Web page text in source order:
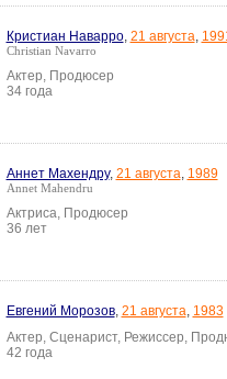
Кристиан Наварро, 21 августа,
Christian Navarro
Актер, Продюсер
34 года
Аннет Махендру, 21 августа, 1989
Annet Mahendru
Актриса, Продюсер
36 лет
Евгений Морозов, 21 августа, 1983
Актер, Сценарист, Режиссер,
42 года